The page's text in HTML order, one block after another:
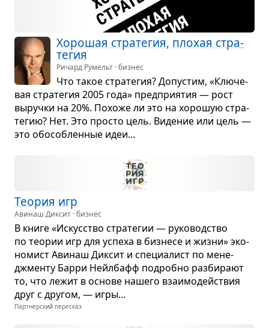
Хоро­шая стра­те­гия, пло­хая стра­
те­гия
Ричард Румельт · бизнес
Что такое стра­те­гия? Допу­стим, «Клю­че­
вая стра­те­гия 2005 года» пред­при­я­тия — рост
выручки на 20%. Похоже ли это на хоро­шую стра­
те­гию? Нет. Это про­сто цель. Виде­ние или цель —
это обо­соб­лен­ные идеи...
Тео­рия игр
Авинаш Диксит · бизнес
В книге «Искус­ство стра­те­гии — руко­вод­ство
по тео­рии игр для успеха в биз­несе и жизни» эко­
но­мист Авинаш Дик­сит и спе­ци­а­лист по мене­
джменту Барри Нейл­бафф подробно раз­би­рают
то, что лежит в основе нашего вза­и­мо­действия
друг с дру­гом, — игры...
Партнёрский пересказ